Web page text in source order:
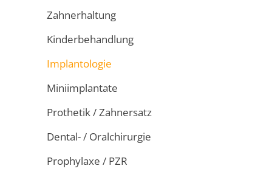
Zahnerhaltung
Kinderbehandlung
Implantologie
Miniimplantate
Prothetik / Zahnersatz
Dental- / Oralchirurgie
Prophylaxe / PZR